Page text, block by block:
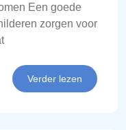
Een goede
zorgen voor
Verder lezen